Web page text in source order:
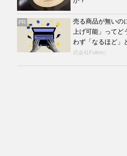
PR
売る商品が無いの
上げ可能」ってど
わず「なるほど」
式会社Fulmo）